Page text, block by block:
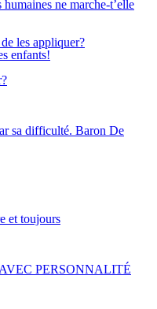
ne marche-t’elle
les appliquer?
enfants!
sa difficulté. Baron De
et toujours
PERSONNALITÉ